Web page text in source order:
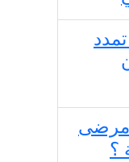
مرضى